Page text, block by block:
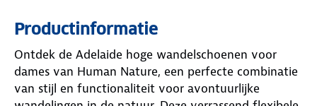
Productinformatie
Ontdek de Adelaide hoge wandelschoenen voor
dames van Human Nature, een perfecte combinatie
van stijl en functionaliteit voor avontuurlijke